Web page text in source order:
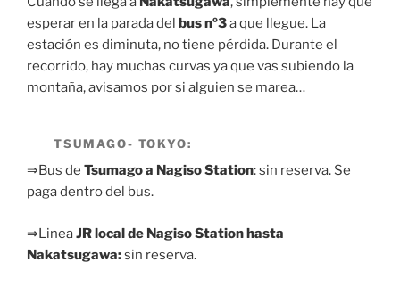
esperar en la parada del bus nº3a que llegue. La
estación es diminuta, no tiene pérdida. Durante el
recorrido, hay muchas curvas ya que vas subiendo la
montaña, avisamos por si alguien se marea…
TSUMAGO- TOKYO:
⇒Bus de Tsumago a Nagiso Station: sin reserva. Se
paga dentro del bus.
⇒LineaJR local de Nagiso Station hasta
Nakatsugawa:sin reserva.